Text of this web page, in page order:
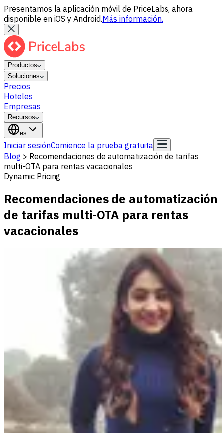
Presentamos la aplicación móvil de PriceLabs, ahora
disponible en iOS y Android.Más información.
Productos
Soluciones
Precios
Hoteles
Empresas
Recursos
es
Iniciar sesiónComience la prueba gratuita
Blog > Recomendaciones de automatización de tarifas
multi-OTA para rentas vacacionales
Dynamic Pricing
Recomendaciones de automatización
de tarifas multi-OTA para rentas
vacacionales